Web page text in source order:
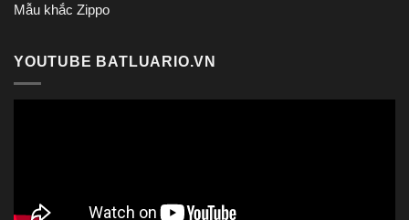
Mẫu khắc Zippo
YOUTUBE BATLUARIO.VN